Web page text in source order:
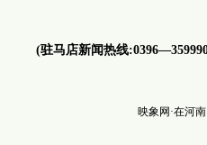
(驻马店新闻热线
映象网·在河